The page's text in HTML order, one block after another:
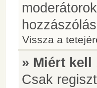
Vissza a
» Miért kell
Csak